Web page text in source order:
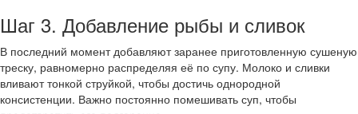
Шаг 3. Добавление рыбы и сливок
В последний момент добавляют заранее приготовленную сушеную
треску, равномерно распределяя её по супу. Молоко и сливки
вливают тонкой струйкой, чтобы достичь однородной
консистенции. Важно постоянно помешивать суп, чтобы